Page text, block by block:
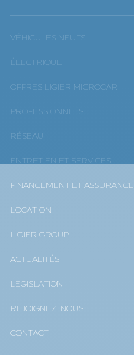
VÉHICULES NEUFS
ÉLECTRIQUE
OFFRES LIGIER MICROCAR
PROFESSIONNELS
RÉSEAU
ENTRETIEN ET SERVICES
FINANCEMENT ET ASSURANCE
LOCATION
LIGIER GROUP
ACTUALITÉS
LEGISLATION
REJOIGNEZ-NOUS
CONTACT